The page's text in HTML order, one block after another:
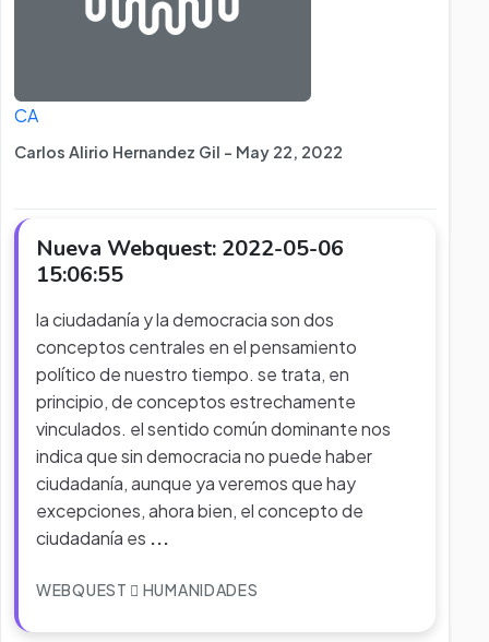
CA
Carlos Alirio Hernandez Gil - May 22, 2022
Nueva Webquest: 2022-05-06
15:06:55
la ciudadanía y la democracia son dos
conceptos centrales en el pensamiento
político de nuestro tiempo. se trata, en
principio, de conceptos estrechamente
vinculados. el sentido común dominante nos
indica que sin democracia no puede haber
ciudadanía, aunque ya veremos que hay
excepciones, ahora bien, el concepto de
ciudadanía es ...
WEBQUEST HUMANIDADES